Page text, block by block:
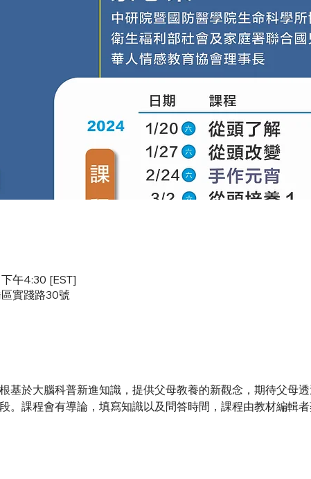
午4:30 [EST]
實踐路30號
基於大腦科普新進知識，提供父母教養的新觀念，期待父母
。課程會有導論，填寫知識以及問答時間，課程由教材編輯者